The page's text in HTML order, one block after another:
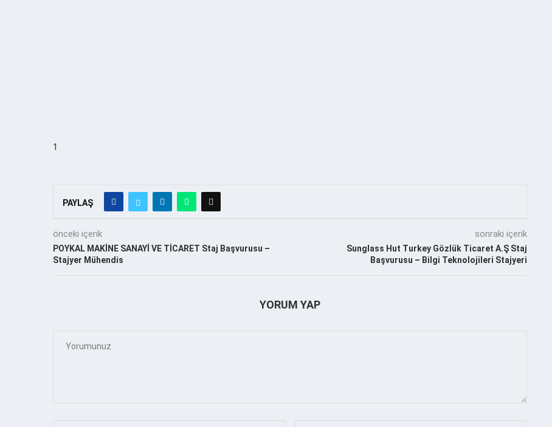
1
PAYLAŞ
önceki içerik
POYKAL MAKİNE SANAYİ VE TİCARET Staj Başvurusu –
Stajyer Mühendis
sonraki içerik
Sunglass Hut Turkey Gözlük Ticaret A.Ş Staj
Başvurusu – Bilgi Teknolojileri Stajyeri
YORUM YAP